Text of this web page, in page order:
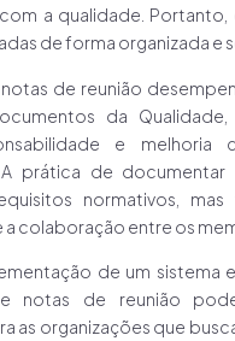
a qualidade. Portanto,
de forma organizada e
notas de reunião
da
e melhoria
A prática de documentar
normativos,
colaboração entre os
de um sistema
notas de reunião
as organizações que